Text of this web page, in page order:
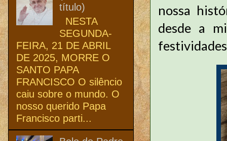
nossa
desde a
título)
NESTA
SEGUNDA-
FEIRA, 21 DE ABRIL
DE 2025, MORRE O
SANTO PAPA
FRANCISCO O silêncio
caiu sobre o mundo. O
nosso querido Papa
Francisco parti...